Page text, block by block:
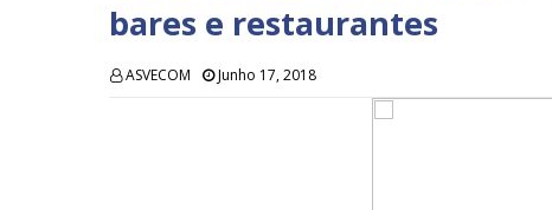
bares e restaurantes
ASVECOM Junho 17, 2018